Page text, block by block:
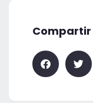
Compartir